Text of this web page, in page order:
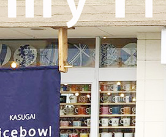
ます。
2025/9/26
≪テレビで紹介されました≫ 2025年9
ースONE』 ひとつに特化で差別化！
ナーで白いごはん器のお店 らいすぼ